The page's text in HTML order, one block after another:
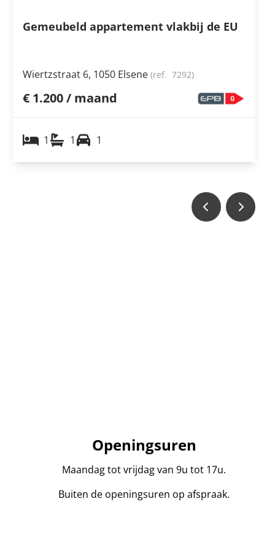
Gemeubeld appartement vlakbij de EU
Wiertzstraat 6, 1050 Elsene (ref. 7292)
€ 1.200 / maand
1 1 1
Openingsuren
Maandag tot vrijdag van 9u tot 17u.
Buiten de openingsuren op afspraak.